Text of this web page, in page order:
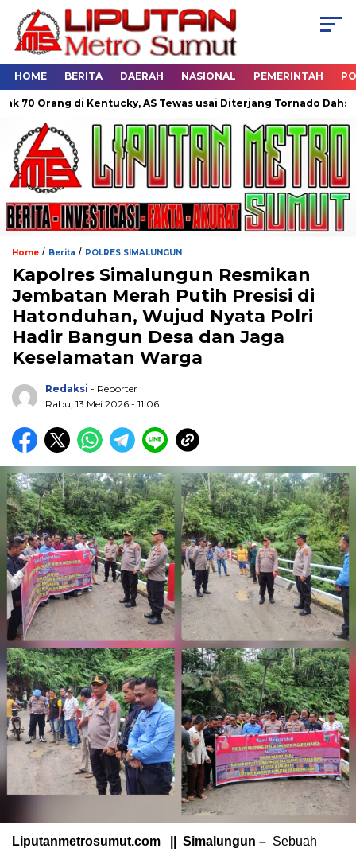
HOME BERITA DAERAH NASIONAL PEMERINTAH
di Kentucky, AS Tewas usai Diterjang Tornado Dahsyat
Home / Berita / POLRES SIMALUNGUN
Kapolres Simalungun Resmikan
Jembatan Merah Putih Presisi di
Hatonduhan, Wujud Nyata Polri
Hadir Bangun Desa dan Jaga
Keselamatan Warga
Redaksi - Reporter
Rabu, 13 Mei 2026 - 11:06
Liputanmetrosumut.com || Simalungun – Sebuah